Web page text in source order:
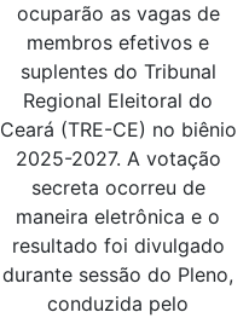
ocuparão as vagas de
membros efetivos e
suplentes do Tribunal
Regional Eleitoral do
Ceará (TRE-CE) no biênio
2025-2027. A votação
secreta ocorreu de
maneira eletrônica e o
resultado foi divulgado
durante sessão do Pleno,
conduzida pelo